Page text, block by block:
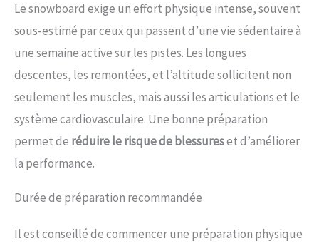
Le snowboard exige un effort physique intense, souvent
sous-estimé par ceux qui passent d’une vie sédentaire à
une semaine active sur les pistes. Les longues
descentes, les remontées, et l’altitude sollicitent non
seulement les muscles, mais aussi les articulations et le
système cardiovasculaire. Une bonne préparation
permet de réduire le risque de blessureset d’améliorer
la performance.
Durée de préparation recommandée
Il est conseillé de commencer une préparation physique